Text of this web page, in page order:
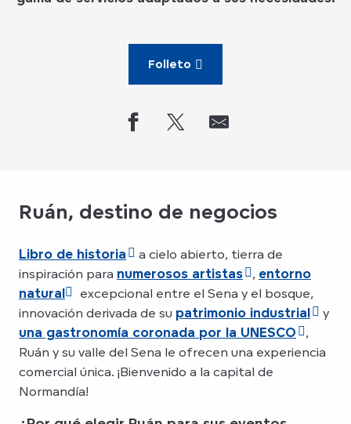
Folleto
Ruán, destino de negocios
Libro de historia
a cielo abierto, tierra de
inspiración para numerosos artistas , entorno
natural
excepcional entre el Sena y el bosque,
innovación derivada de su patrimonio industrial
y
una gastronomía coronada por la UNESCO
,
Ruán y su valle del Sena le ofrecen una experiencia
comercial única. ¡Bienvenido a la capital de
Normandía!